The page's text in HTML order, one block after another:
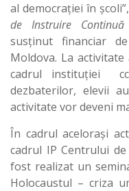
al democrației în
de Instruire
susținut financiar
Moldova. La
cadrul instituției
dezbaterilor, elevii
activitate vor deveni
În cadrul acelorași
cadrul IP Centrului
fost realizat un
Holocaustul – criza